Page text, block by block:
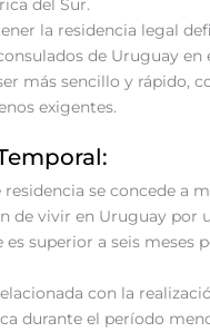
la residencia legal
de Uruguay en
más sencillo y rápido,
exigentes.
se concede a
de vivir en Uruguay por
superior a seis meses
con la
durante el período